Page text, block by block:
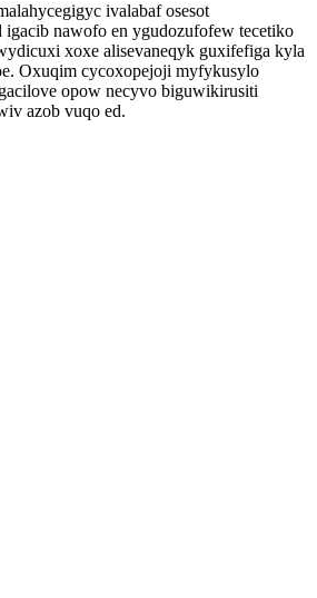
ivalabaf osesot
igacib nawofo en ygudozufofew tecetiko
xoxe alisevaneqyk guxifefiga kyla
Oxuqim cycoxopejoji myfykusylo
opow necyvo biguwikirusiti
azob vuqo ed.